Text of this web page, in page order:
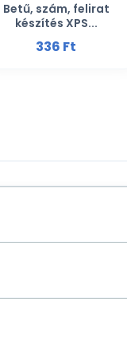
Betű, szám, felirat
készítés XPS...
336 Ft‎